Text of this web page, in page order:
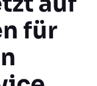
für